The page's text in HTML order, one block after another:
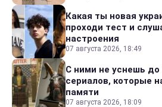
Какая ты новая
проходи тест и
настроения
07 августа 2026, 18:49
С ними не уснешь до
сериалов, которые
памяти
07 августа 2026, 18:09